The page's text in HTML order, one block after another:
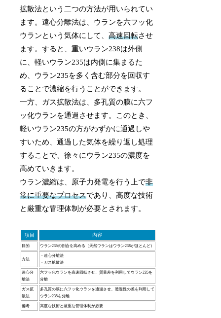
拡散法という二つの方法が用いられてい
ます。遠心分離法は、ウランを六フッ化
ウランという気体にして、高速回転させ
ます。すると、重いウラン238は外側
に、軽いウラン235は内側に集まるた
め、ウラン235を多く含む部分を回収す
ることで濃縮を行うことができます。
一方、ガス拡散法は、多孔質の膜に六フ
ッ化ウランを通過させます。このとき、
軽いウラン235の方がわずかに通過しや
すいため、通過した気体を繰り返し処理
することで、徐々にウラン235の濃度を
高めていきます。
ウラン濃縮は、原子力発電を行う上で非
常に重要なプロセスであり、高度な技術
と厳重な管理体制が必要とされます。
項目 内容
目的 ウラン235の割合を高める（天然ウランはウラン238がほとんど）
方法
・遠心分離法
・ガス拡散法
遠心分
離法
六フッ化ウランを高速回転させ、質量差を利用してウラン235を
分離
ガス拡
散法
多孔質の膜に六フッ化ウランを通過させ、透過性の差を利用して
ウラン235を分離
備考 高度な技術と厳重な管理体制が必要